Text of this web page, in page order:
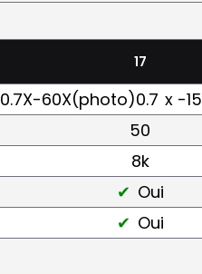
17
0.7X-60X(photo)0.7 x -15
50
8k
Oui
Oui